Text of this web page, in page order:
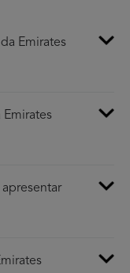
Emirates
Emirates